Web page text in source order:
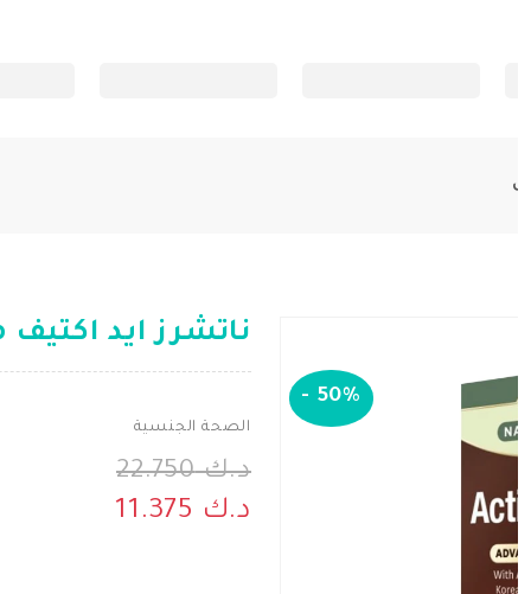
50%
-
ناتشرز ايد اكتيف مان
الصحة الجنسية
د.ك 22.750
د.ك 11.375